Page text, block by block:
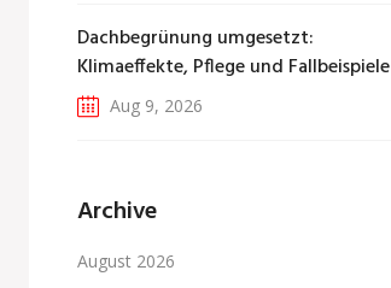
Dachbegrünung umgesetzt:
Klimaeffekte, Pflege und Fallbeispiele
Aug 9, 2026
Archive
August 2026